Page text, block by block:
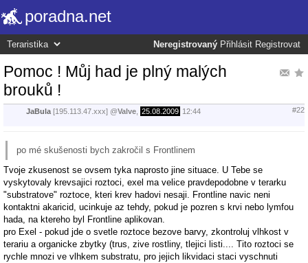
poradna.net
Neregistrovaný Přihlásit Registrovat
Pomoc ! Můj had je plný malých
brouků !
JaBula [195.113.47.xxx] @Valve 25.08.2009 12:44 #22
po mé skušenosti bych zakročil s Frontlinem
Tvoje zkusenost se ovsem tyka naprosto jine situace. U Tebe se
vyskytovaly krevsajici roztoci, exel ma velice pravdepodobne v terarku
"substratove" roztoce, kteri krev hadovi nesaji. Frontline navic neni
kontaktni akaricid, ucinkuje az tehdy, pokud je pozren s krvi nebo lymfou
hada, na ktereho byl Frontline aplikovan.
pro Exel - pokud jde o svetle roztoce bezove barvy, zkontroluj vlhkost v
terariu a organicke zbytky (trus, zive rostliny, tlejici listi.... Tito roztoci se
rychle mnozi ve vlhkem substratu, pro jejich likvidaci staci vyschnuti